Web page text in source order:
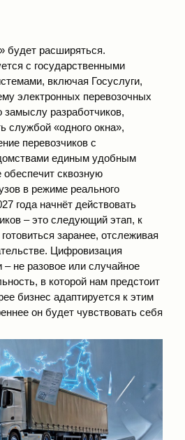
будет расширяться.
с государственными
включая Госуслуги,
электронных перевозочных
разработчиков,
службой «одного окна»,
перевозчиков с
единым удобным
сквозную
в режиме реального
года начнёт действовать
– это следующий этап, к
заранее, отслеживая
Цифровизация
– не разовое или случайное
в которой нам предстоит
бизнес адаптируется к этим
он будет чувствовать себя